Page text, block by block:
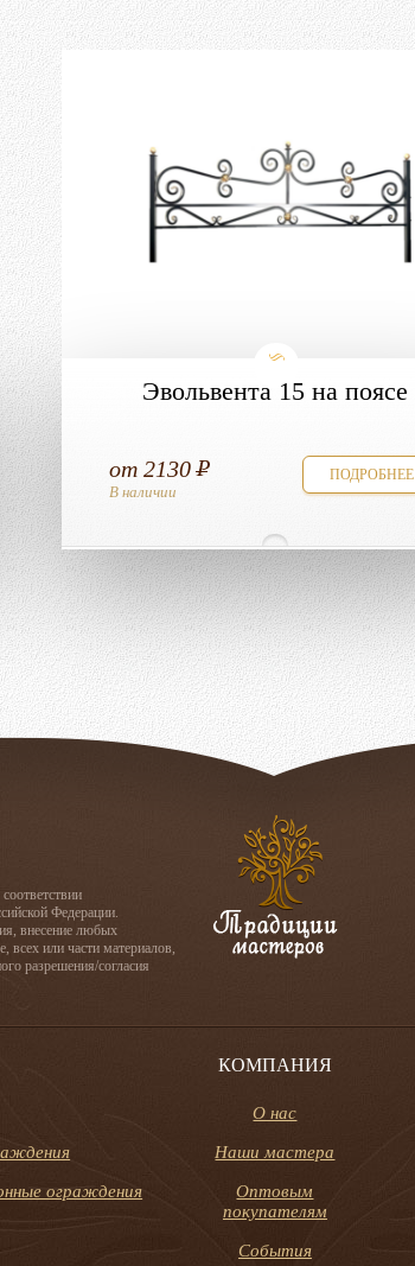
Эвольвента 15 на поясе
от 2130
В наличии
ПОДРОБНЕЕ
Федерации.
внесение любых
всех или части материалов,
разрешения/согласия
ограждения
КОМПАНИЯ
О нас
Наши мастера
Оптовым
покупателям
События